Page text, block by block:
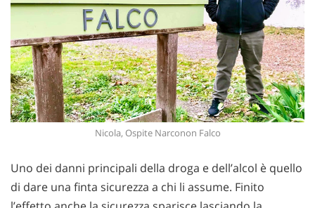
Nicola, Ospite Narconon Falco
Uno dei danni principali della droga e dell’alcol è quello
di dare una finta sicurezza a chi li assume. Finito